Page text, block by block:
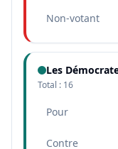
Non-votant
Les
Total : 16
Pour
Contre